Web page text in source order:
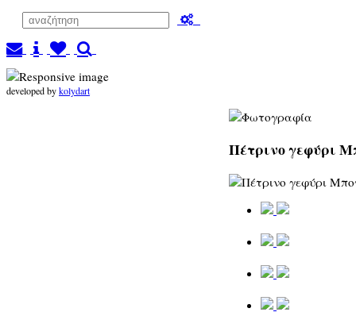
developed bykolydart
Πέτρινο γεφύρι